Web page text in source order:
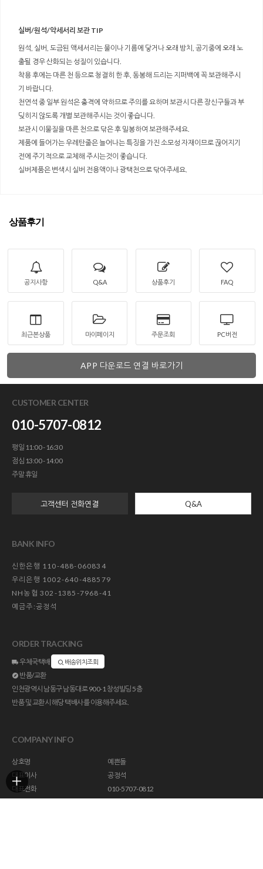
실버/원석/악세서리 보관 TIP
원석, 실버, 도금된 액세서리는 물이나 기름에 닿거나 오래 방치, 공기중에 오래 노
출될 경우 산화되는 성질이 있습니다.
착용 후에는 마른 천 등으로 청결히 한 후, 동봉해 드리는 지퍼백에 꼭 보관해주시
기 바랍니다.
천연석 중 일부 원석은 충격에 약하므로 주의를 요하며 보관시 다른 장신구들과 부
딪히지 않도록 개별 보관해주시는 것이 좋습니다.
보관시 이물질을 마른 천으로 닦은 후 밀봉하여 보관해주세요.
제품에 들어가는 우레탄줄은 늘어나는 특징을 가진 소모성 자재이므로 끊어지기
전에 주기적으로 교체해 주시는것이 좋습니다.
실버제품은 변색시 실버 전용액이나 광택천으로 닦아주세요.
상품후기
공지사항 Q&A 상품후기 FAQ
최근본상품 마이페이지 주문조회 PC버전
APP 다운로드 연결 바로가기
CUSTOMER CENTER
010-5707-0812
평일 11:00 - 16:30
점심 13:00 - 14:00
주말 휴일
고객센터 전화연결 Q&A
BANK INFO
신한은행 110-488-060834
우리은행 1002-640-488579
NH농협 302-1385-7968-41
예금주:공정석
ORDER TRACKING
우체국택배 배송위치조회
반품/교환
인천광역시 남동구 남동대로 900-1 창성빌딩 5층
반품 및 교환시 해당 택배사를 이용해주세요.
COMPANY INFO
상호명
예쁜돌
대표이사
공정석
대표전화
010-5707-0812